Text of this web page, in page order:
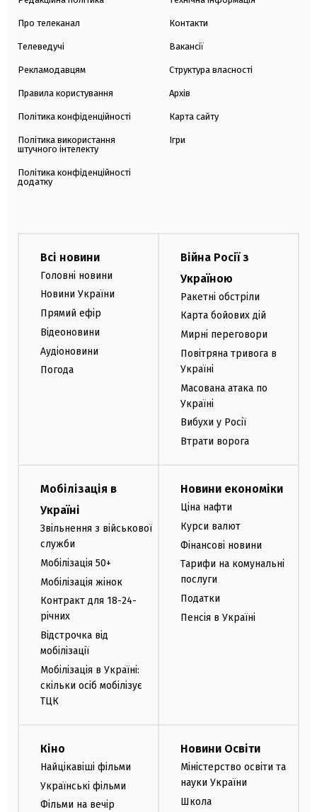
Про телеканал
Телеведучі
Рекламодавцям
Правила користування
Політика конфіденційності
Політика використання
штучного інтелекту
Політика конфіденційності
додатку
Контакти
Вакансії
Структура власності
Архів
Карта сайту
Ігри
Всі новини
Головні новини
Новини України
Прямий ефір
Відеоновини
Аудіоновини
Погода
Війна Росії з
Україною
Ракетні обстріли
Карта бойових дій
Мирні переговори
Повітряна тривога в
Україні
Масована атака по
Україні
Вибухи у Росії
Втрати ворога
Мобілізація в
Україні
Звільнення з військової
служби
Мобілізація 50+
Мобілізація жінок
Контракт для 18-24-
річних
Відстрочка від
мобілізації
Мобілізація в Україні:
скільки осіб мобілізує
ТЦК
Новини економіки
Ціна нафти
Курси валют
Фінансові новини
Тарифи на комунальні
послуги
Податки
Пенсія в Україні
Кіно
Найцікавіші фільми
Українські фільми
Фільми на вечір
Новини Освіти
Міністерство освіти та
науки України
Школа